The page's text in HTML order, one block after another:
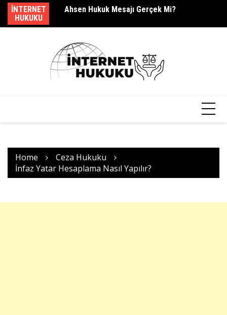
Skip
content
INTERNET
HUKUKU
Ahsen Hukuk Mesajı Gerçek Mi?
Home
Ceza Hukuku
İnfaz Yatar Hesaplama Nasıl Yapılır?